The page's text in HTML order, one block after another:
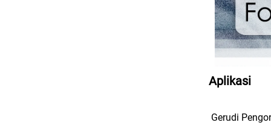
Aplikasi
Gerudi